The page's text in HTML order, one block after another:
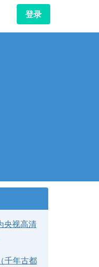
登录
央视高清
千年古都